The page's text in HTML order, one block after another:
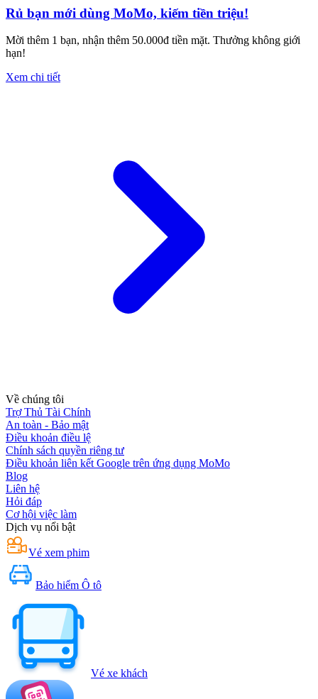
Rủ bạn mới dùng MoMo, kiếm tiền triệu!
Mời thêm 1 bạn, nhận thêm 50.000đ tiền mặt. Thưởng không giới
hạn!
Xem chi tiết
Về chúng tôi
Trợ Thủ Tài Chính
An toàn - Bảo mật
Điều khoản điều lệ
Chính sách quyền riêng tư
Điều khoản liên kết Google trên ứng dụng MoMo
Blog
Liên hệ
Hỏi đáp
Cơ hội việc làm
Dịch vụ nổi bật
Vé xem phim
Bảo hiểm Ô tô
Vé xe khách